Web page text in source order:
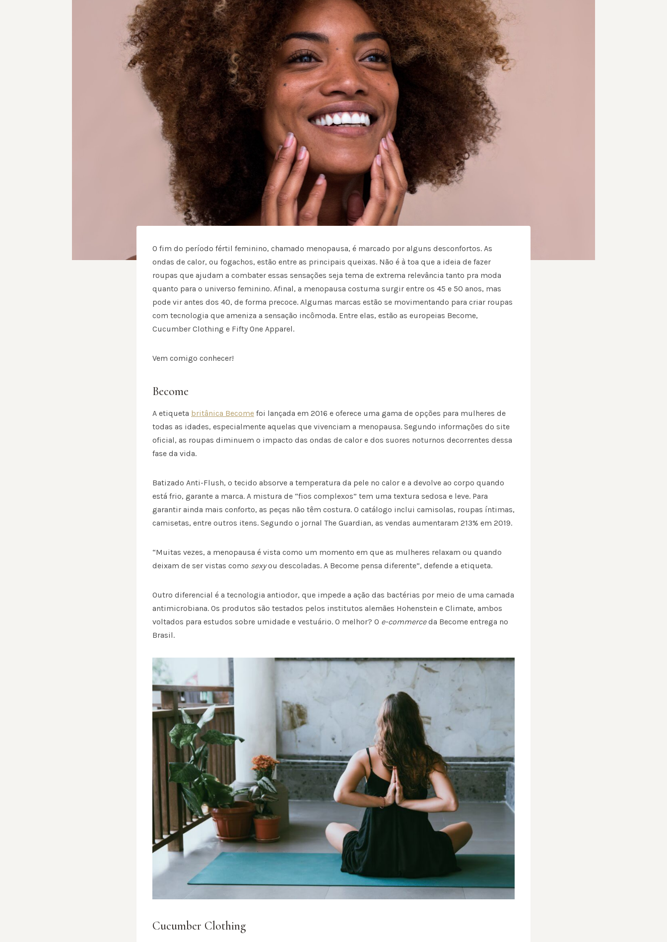
O fim do período fértil feminino, chamado menopausa, é marcado por alguns desconfortos. As
ondas de calor, ou fogachos, estão entre as principais queixas. Não é à toa que a ideia de fazer
roupas que ajudam a combater essas sensações seja tema de extrema relevância tanto pra moda
quanto para o universo feminino. Afinal, a menopausa costuma surgir entre os 45 e 50 anos, mas
pode vir antes dos 40, de forma precoce. Algumas marcas estão se movimentando para criar roupas
com tecnologia que ameniza a sensação incômoda. Entre elas, estão as europeias Become,
Cucumber Clothing e Fifty One Apparel.
Vem comigo conhecer!
Become
A etiqueta britânica Become foi lançada em 2016 e oferece uma gama de opções para mulheres de
todas as idades, especialmente aquelas que vivenciam a menopausa. Segundo informações do site
oficial, as roupas diminuem o impacto das ondas de calor e dos suores noturnos decorrentes dessa
fase da vida.
Batizado Anti-Flush, o tecido absorve a temperatura da pele no calor e a devolve ao corpo quando
está frio, garante a marca. A mistura de “fios complexos” tem uma textura sedosa e leve. Para
garantir ainda mais conforto, as peças não têm costura. O catálogo inclui camisolas, roupas íntimas,
camisetas, entre outros itens. Segundo o jornal The Guardian, as vendas aumentaram 213% em 2019.
“Muitas vezes, a menopausa é vista como um momento em que as mulheres relaxam ou quando
deixam de ser vistas como sexyou descoladas. A Become pensa diferente”, defende a etiqueta.
Outro diferencial é a tecnologia antiodor, que impede a ação das bactérias por meio de uma camada
antimicrobiana. Os produtos são testados pelos institutos alemães Hohenstein e Climate, ambos
voltados para estudos sobre umidade e vestuário. O melhor? O e-commerceda Become entrega no
Brasil.
Cucumber Clothing